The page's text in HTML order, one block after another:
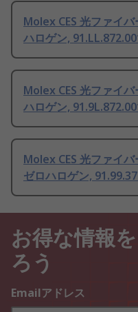
Molex CES 光ファイ
ハロゲン,
Molex CES 光ファイ
ハロゲン,
Molex CES 光ファイ
ゼロハロゲン,
お得な情報
ろう
Emailアドレス